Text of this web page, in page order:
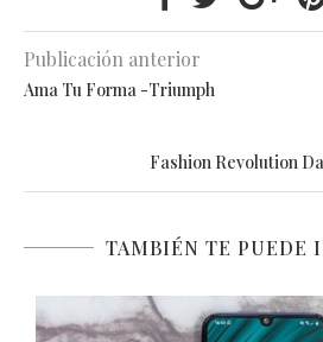
Publicación anterior
Ama Tu Forma -Triumph
Fashion Revolution
TAMBIÉN TE PUEDE